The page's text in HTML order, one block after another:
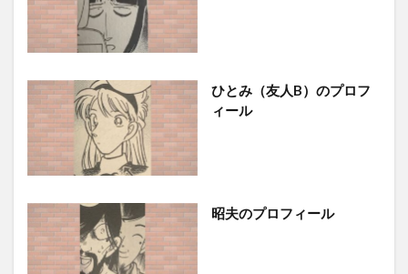
ひとみ（友人B）のプロフ
ィール
昭夫のプロフィール